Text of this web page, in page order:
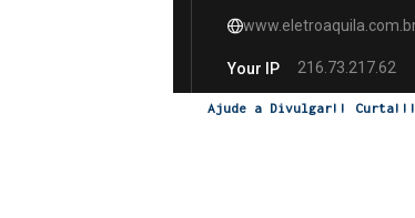
Ajude a Divulgar!! Curta!!!